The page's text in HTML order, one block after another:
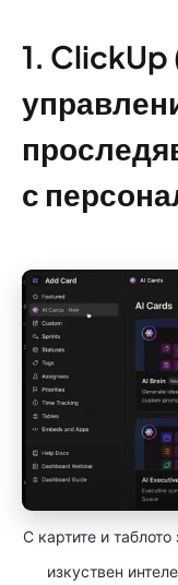
1.
с
С картите и
изкуствен